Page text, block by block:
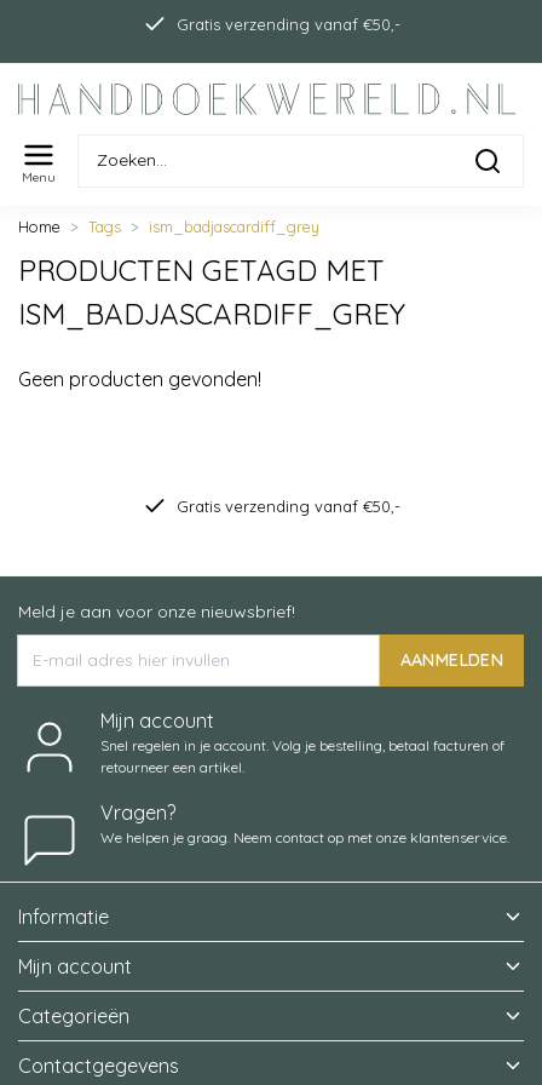
Gratis verzending vanaf €50,-
Menu
Home Tags ism_badjascardiff_grey
PRODUCTEN GETAGD MET
ISM_BADJASCARDIFF_GREY
Geen producten gevonden!
Gratis verzending vanaf €50,-
Meld je aan voor onze nieuwsbrief!
AANMELDEN
Mijn account
Snel regelen in je account. Volg je bestelling, betaal facturen of
retourneer een artikel.
Vragen?
We helpen je graag. Neem contact op met onze klantenservice.
Informatie
Mijn account
Categorieën
Contactgegevens